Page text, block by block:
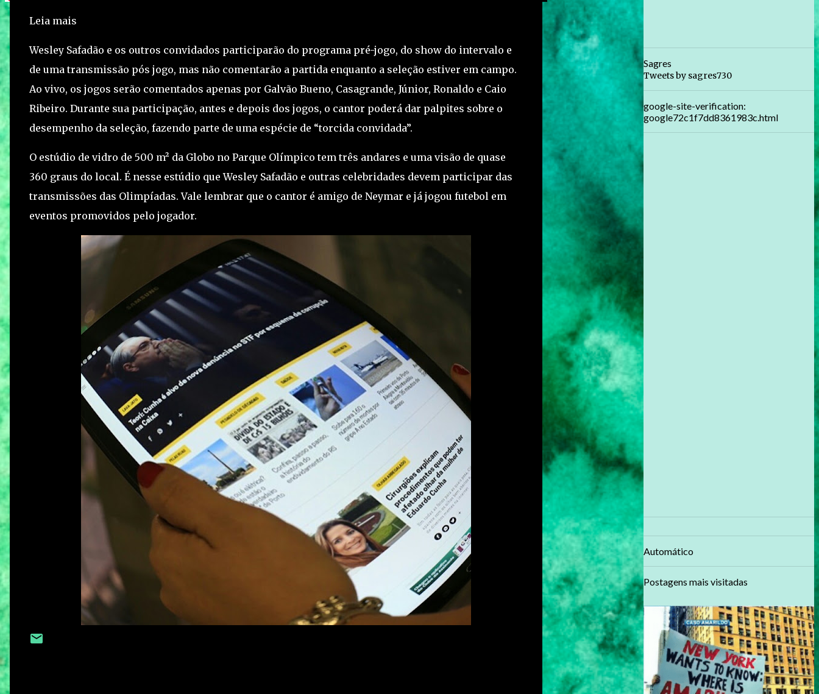
Leia mais
Wesley Safadão e os outros convidados participarão do programa pré-jogo, do show do intervalo e
de uma transmissão pós jogo, mas não comentarão a partida enquanto a seleção estiver em campo.
Ao vivo, os jogos serão comentados apenas por Galvão Bueno, Casagrande, Júnior, Ronaldo e Caio
Ribeiro. Durante sua participação, antes e depois dos jogos, o cantor poderá dar palpites sobre o
desempenho da seleção, fazendo parte de uma espécie de “torcida convidada”.
O estúdio de vidro de 500 m² da Globo no Parque Olímpico tem três andares e uma visão de quase
360 graus do local. É nesse estúdio que Wesley Safadão e outras celebridades devem participar das
transmissões das Olimpíadas. Vale lembrar que o cantor é amigo de Neymar e já jogou futebol em
eventos promovidos pelo jogador.
Sagres
Tweets by sagres730
google-site-verification:
google72c1f7dd8361983c.html
Automático
Postagens mais visitadas